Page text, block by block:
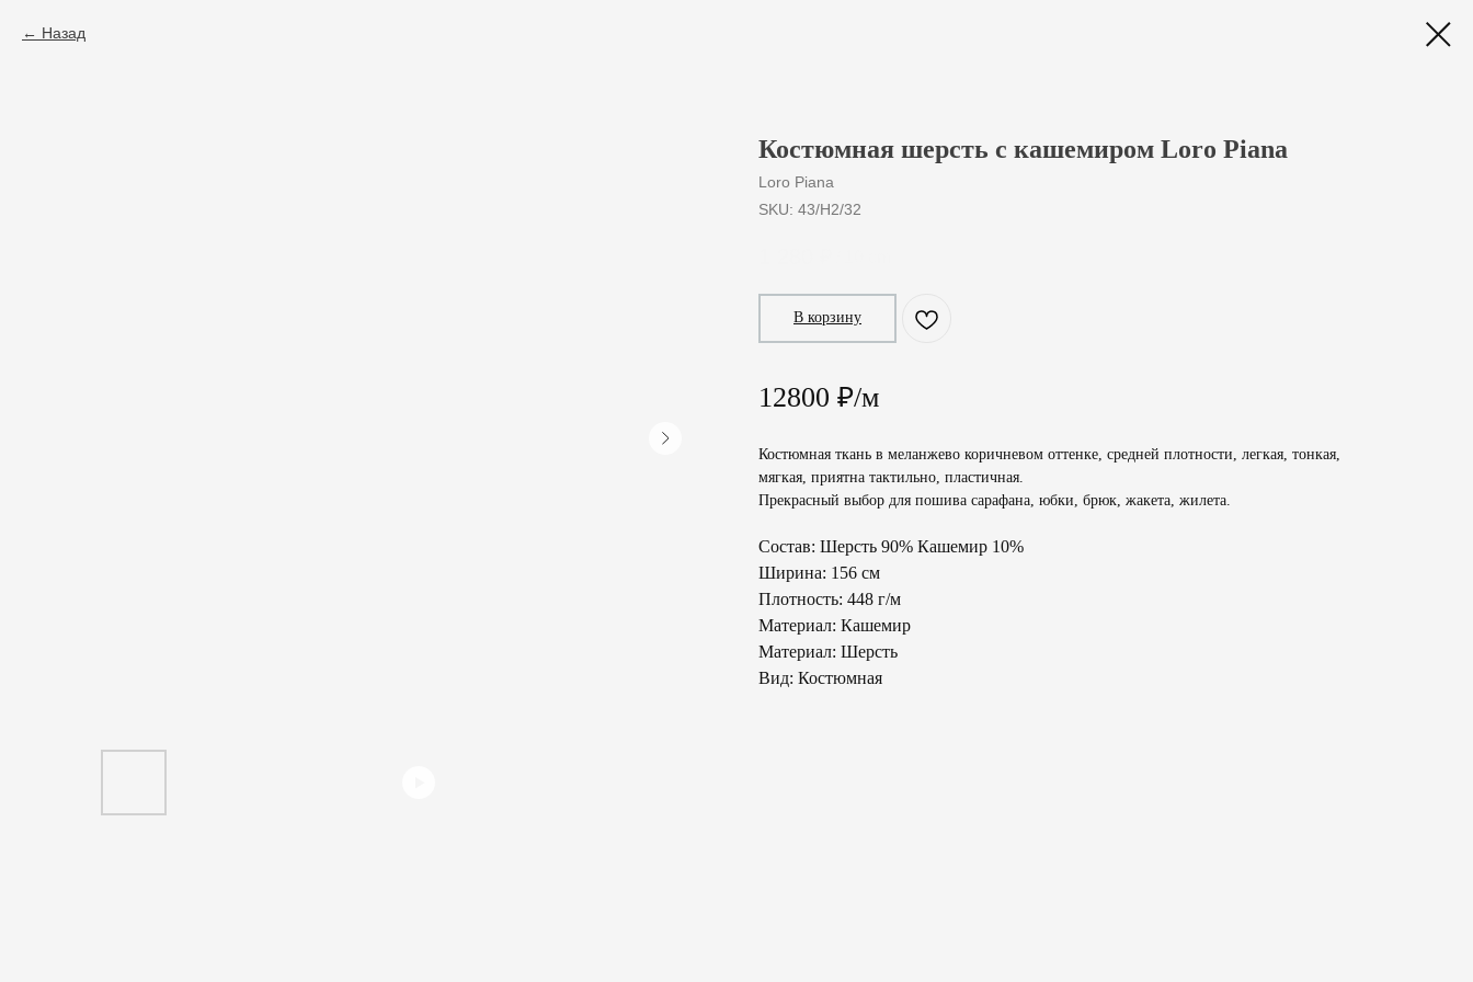
Назад
Костюмная шерсть с кашемиром Loro Piana
Loro Piana
SKU: 43/H2/32
В корзину
12800 ₽/м
Костюмная ткань в меланжево коричневом оттенке, средней плотности, легкая, тонкая,
мягкая, приятна тактильно, пластичная.
Прекрасный выбор для пошива сарафана, юбки, брюк, жакета, жилета.
Состав: Шерсть 90% Кашемир 10%
Ширина: 156 см
Плотность: 448 г/м
Материал: Кашемир
Материал: Шерсть
Вид: Костюмная